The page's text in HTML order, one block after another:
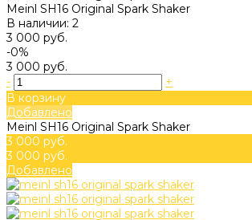
Meinl SH16 Original Spark Shaker
В наличии: 2
3 000 руб.
-0%
3 000 руб.
-
+
В корзину
Добавлено
Meinl SH16 Original Spark Shaker
3 000 руб.
3 000 руб.
Добавлено